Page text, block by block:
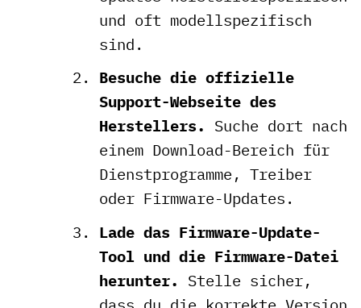
und oft modellspezifisch
sind.
Besuche die offizielle
Support-Webseite des
Herstellers. Suche dort nach
einem Download-Bereich für
Dienstprogramme, Treiber
oder Firmware-Updates.
Lade das Firmware-Update-
Tool und die Firmware-Datei
herunter. Stelle sicher,